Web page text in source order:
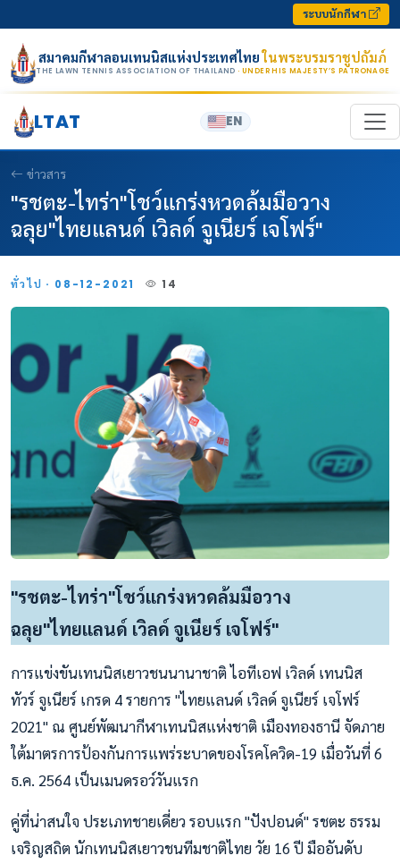
ระบบนักกีฬา
สมาคมกีฬาลอนเทนนิสแห่งประเทศไทยในพระบรมราชูปถัมภ์
THE LAWN TENNIS ASSOCIATION OF THAILAND · UNDER HIS MAJESTY’S PATRONAGE
LTAT EN
ข่าวสาร
"รชตะ-ไทร่า"โชว์แกร่งหวดล้มมือวาง
ฉลุย"ไทยแลนด์ เวิลด์ จูเนียร์ เจโฟร์"
ทั่วไป · 08-12-2021 14
"รชตะ-ไทร่า"โชว์แกร่งหวดล้มมือวาง
ฉลุย"ไทยแลนด์ เวิลด์ จูเนียร์ เจโฟร์"
การแข่งขันเทนนิสเยาวชนนานาชาติ ไอทีเอฟ เวิลด์ เทนนิส
ทัวร์ จูเนียร์ เกรด 4 รายการ "ไทยแลนด์ เวิลด์ จูเนียร์ เจโฟร์
2021" ณ ศูนย์พัฒนากีฬาเทนนิสแห่งชาติ เมืองทองธานี จัดภาย
ใต้มาตรการป้องกันการแพร่ระบาดของโรคโควิด-19 เมื่อวันที่ 6
ธ.ค. 2564 เป็นเมนดรอว์วันแรก
คู่ที่น่าสนใจ ประเภทชายเดี่ยว รอบแรก "ปังปอนด์" รชตะ ธรรม
เจริญสถิต นักเทนนิสเยาวชนทีมชาติไทย วัย 16 ปี มืออันดับ